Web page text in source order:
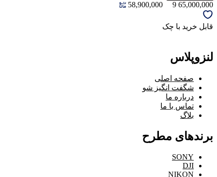
65,000,000
9
58,900,000
قابل خرید با چک
لنزوپلاس
صفحه اصلی
شگفت انگیز شو
درباره ما
تماس با ما
بلاگ
برندهای مطرح
SONY
DJI
NIKON